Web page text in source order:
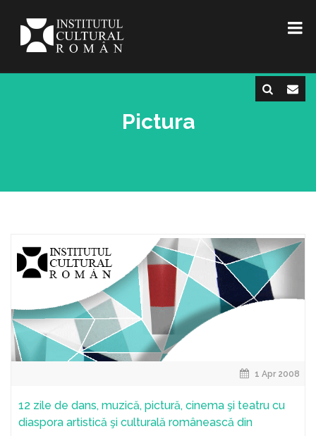
Pictura
1 Apr 2008
12 zile de dans, muzică, pictură, cinema şi teatru cu
diaspora artistică şi culturală românească din